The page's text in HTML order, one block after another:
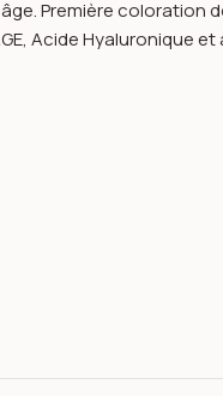
h.zone
Première coloration
Acide Hyaluronique et